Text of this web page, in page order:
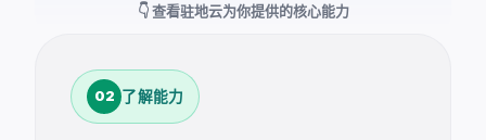
👇 查看驻地云为你提供的核心能力
02 了解能力